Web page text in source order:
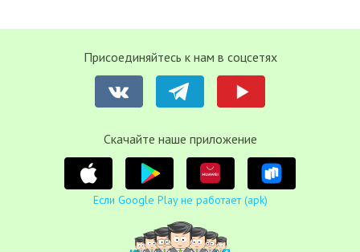
Присоединяйтесь к нам в соцсетях
Cкачайте наше приложение
Если Google Play не работает (apk)